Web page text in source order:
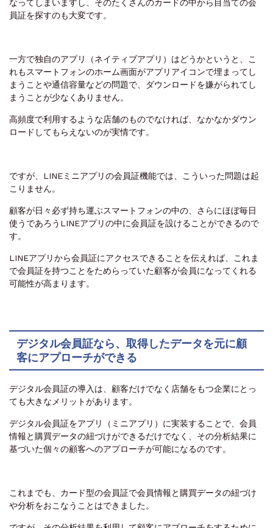
なってしまいますし、そのたくさんのカードの中から目当ての会
員証を探すのも大変です。
一方で独自のアプリ（ネイティブアプリ）はどうかというと、こ
れもスマートフォンのホーム画面がアプリアイコンで埋まってし
まうことや通信容量などの問題で、ダウンロードを嫌がられてし
まうことが少なくありません。
高頻度で利用するような店舗のものでなければ、なかなかダウン
ロードしてもらえないのが実情です。
ですが、LINEミニアプリの会員証機能では、こういった問題は起
こりません。
顧客が日々必ず持ち運ぶスマートフォンの中の、さらにほぼ毎日
使うであろうLINEアプリの中に会員証を設けることができるので
す。
LINEアプリから会員証にアクセスできることを伝えれば、これま
で会員証を持つことをためらっていた顧客が会員になってくれる
可能性が高まります。
デジタル会員証なら、取得したデータを元に顧
客にアプローチができる
デジタル会員証の導入は、顧客だけでなく店舗をもつ企業にとっ
ても大きなメリットがあります。
デジタル会員証をアプリ（ミニアプリ）に実装することで、会員
情報と購買データの紐づけができるだけでなく、その分析結果に
基づいた個々の顧客へのアプローチが可能になるのです。
これまでも、カード型の会員証で会員情報と購買データの紐づけ
や分析をおこなうことはできました。